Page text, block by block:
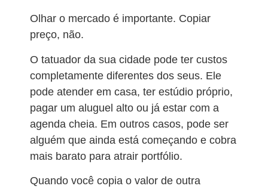
Olhar o mercado é importante. Copiar
preço, não.
O tatuador da sua cidade pode ter custos
completamente diferentes dos seus. Ele
pode atender em casa, ter estúdio próprio,
pagar um aluguel alto ou já estar com a
agenda cheia. Em outros casos, pode ser
alguém que ainda está começando e cobra
mais barato para atrair portfólio.
Quando você copia o valor de outra